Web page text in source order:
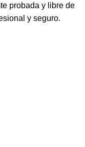
probada y libre de
y seguro.